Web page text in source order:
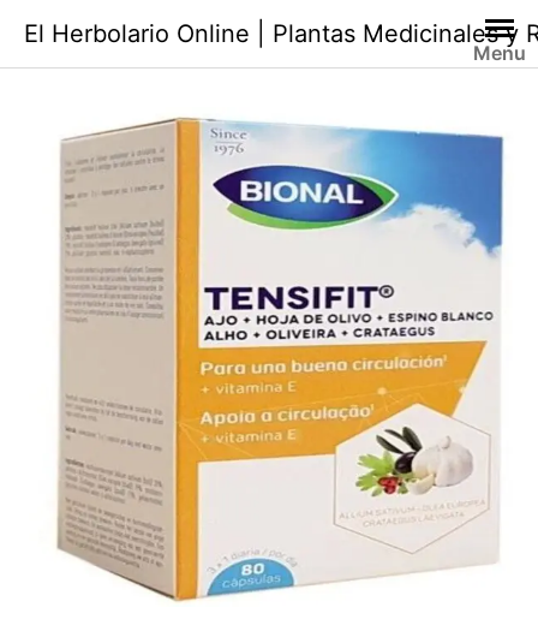
contenido
El Herbolario Online | Plantas Medicinales y
Menu